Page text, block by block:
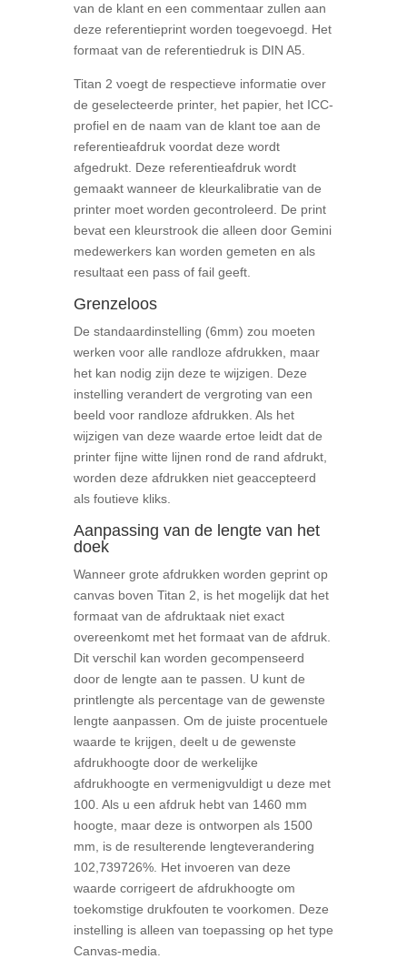
van de klant en een commentaar zullen aan
deze referentieprint worden toegevoegd. Het
formaat van de referentiedruk is DIN A5.
Titan 2 voegt de respectieve informatie over
de geselecteerde printer, het papier, het ICC-
profiel en de naam van de klant toe aan de
referentieafdruk voordat deze wordt
afgedrukt. Deze referentieafdruk wordt
gemaakt wanneer de kleurkalibratie van de
printer moet worden gecontroleerd. De print
bevat een kleurstrook die alleen door Gemini
medewerkers kan worden gemeten en als
resultaat een pass of fail geeft.
Grenzeloos
De standaardinstelling (6mm) zou moeten
werken voor alle randloze afdrukken, maar
het kan nodig zijn deze te wijzigen. Deze
instelling verandert de vergroting van een
beeld voor randloze afdrukken. Als het
wijzigen van deze waarde ertoe leidt dat de
printer fijne witte lijnen rond de rand afdrukt,
worden deze afdrukken niet geaccepteerd
als foutieve kliks.
Aanpassing van de lengte van het
doek
Wanneer grote afdrukken worden geprint op
canvas boven Titan 2, is het mogelijk dat het
formaat van de afdruktaak niet exact
overeenkomt met het formaat van de afdruk.
Dit verschil kan worden gecompenseerd
door de lengte aan te passen. U kunt de
printlengte als percentage van de gewenste
lengte aanpassen. Om de juiste procentuele
waarde te krijgen, deelt u de gewenste
afdrukhoogte door de werkelijke
afdrukhoogte en vermenigvuldigt u deze met
100. Als u een afdruk hebt van 1460 mm
hoogte, maar deze is ontworpen als 1500
mm, is de resulterende lengteverandering
102,739726%. Het invoeren van deze
waarde corrigeert de afdrukhoogte om
toekomstige drukfouten te voorkomen. Deze
instelling is alleen van toepassing op het type
Canvas-media.